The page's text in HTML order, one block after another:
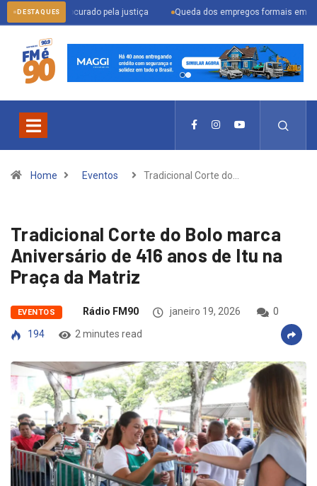
DESTAQUES
procurado pela justiça Queda dos empregos formais em Itu reflete
Home Eventos Tradicional Corte do…
Tradicional Corte do Bolo marca
Aniversário de 416 anos de Itu na
Praça da Matriz
EVENTOS Rádio FM90 janeiro 19, 2026
0
194
2 minutes read